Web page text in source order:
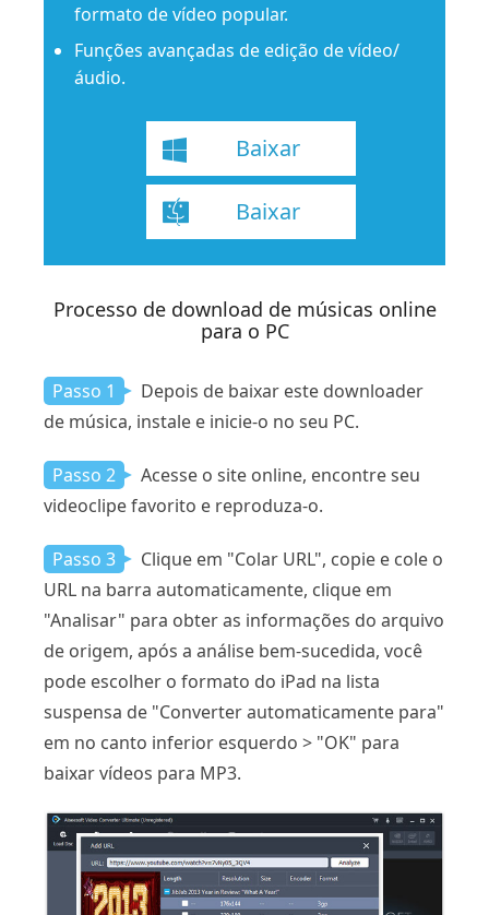
formato de vídeo popular.
Funções avançadas de edição de vídeo/
áudio.
Baixar
Baixar
Processo de download de músicas online
para o PC
Passo 1
Depois de baixar este downloader
de música, instale e inicie-o no seu PC.
Passo 2
Acesse o site online, encontre seu
videoclipe favorito e reproduza-o.
Passo 3
Clique em "Colar URL", copie e cole o
URL na barra automaticamente, clique em
"Analisar" para obter as informações do arquivo
de origem, após a análise bem-sucedida, você
pode escolher o formato do iPad na lista
suspensa de "Converter automaticamente para"
em no canto inferior esquerdo > "OK" para
baixar vídeos para MP3.